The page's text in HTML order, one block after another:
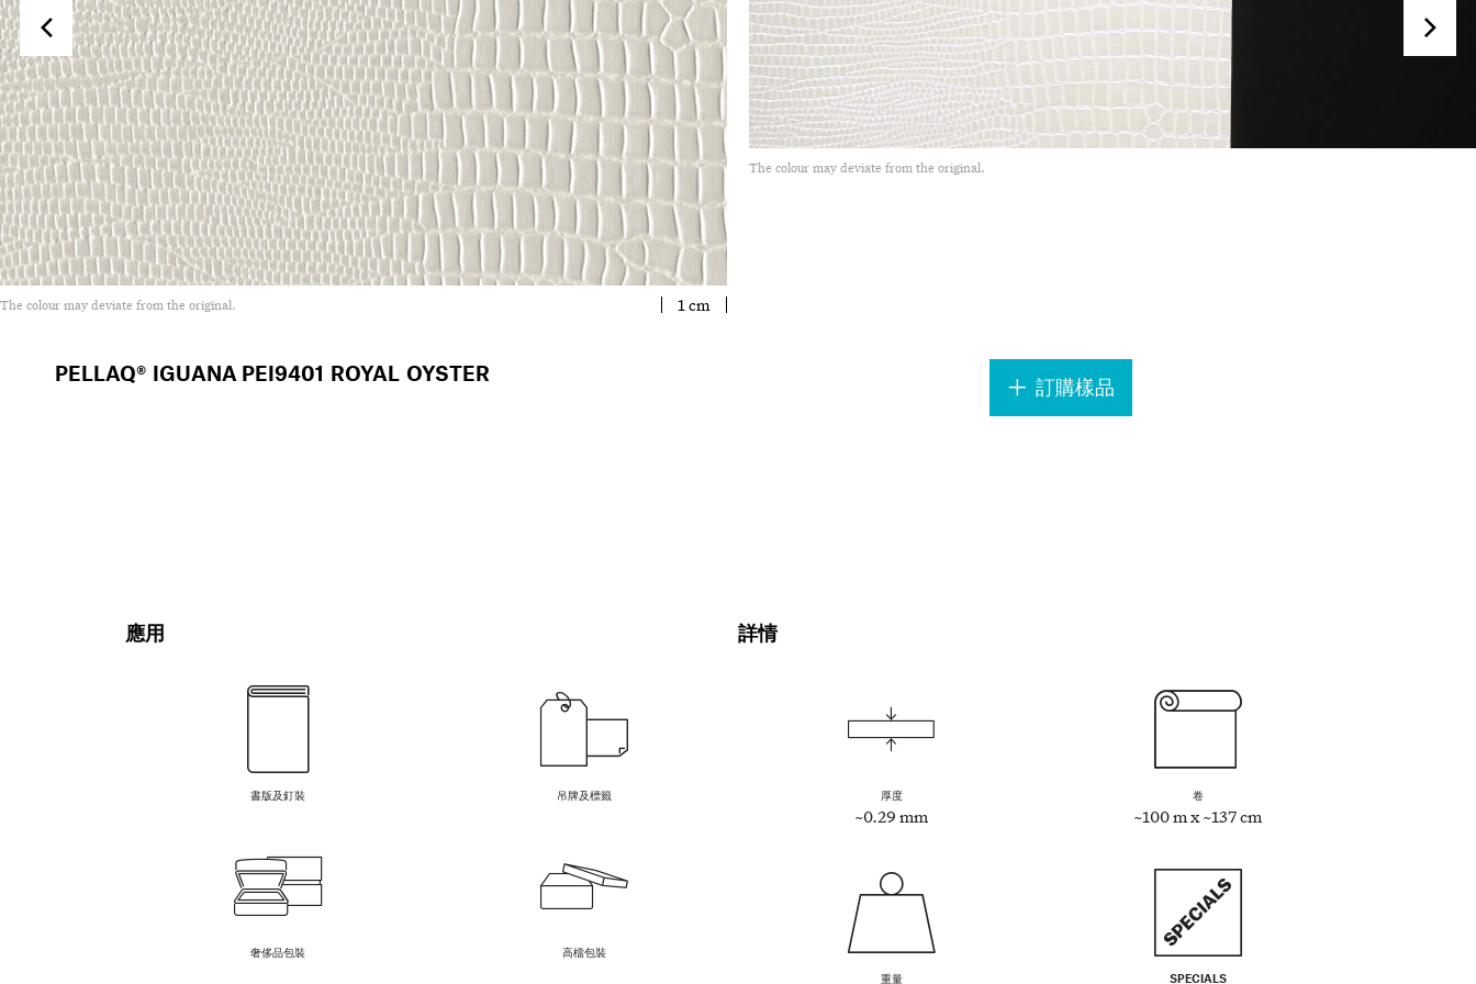
The colour may deviate from the original. 1 cm
The colour may deviate from the original.
PELLAQ® IGUANA PEI9401 ROYAL OYSTER
訂購樣品
應用
書版及釘裝 吊牌及標籤
奢侈品包裝 高檔包裝
詳情
厚度
~0.29 mm
卷
~100 m x ~137 cm
重量 SPECIALS